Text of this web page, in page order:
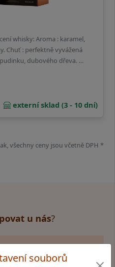
souborů
whisky: Aroma : karamel,
Chuť : perfektně vyvážená
dubového dřeva. …
externí sklad (3 - 10 dní)
všechny ceny jsou včetně DPH *
u nás?